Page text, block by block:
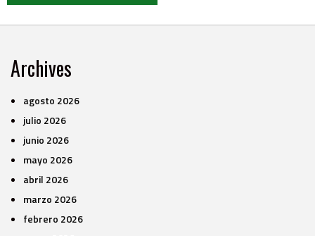
Archives
agosto 2026
julio 2026
junio 2026
mayo 2026
abril 2026
marzo 2026
febrero 2026